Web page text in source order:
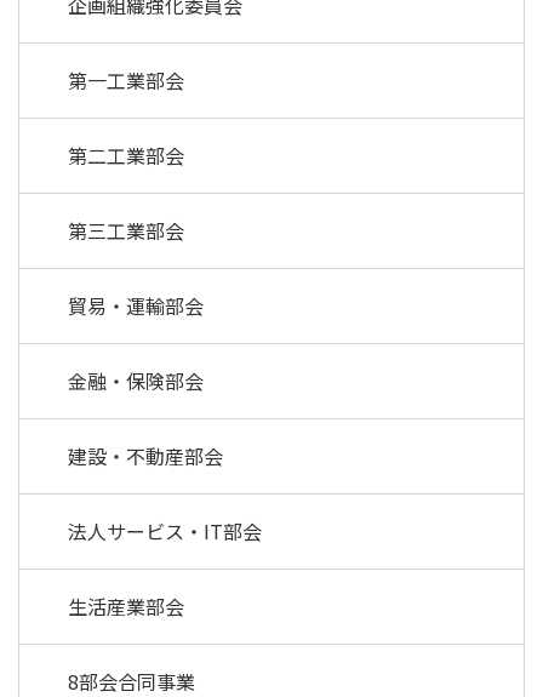
第一工業部会
第二工業部会
第三工業部会
貿易・運輸部会
金融・保険部会
建設・不動産部会
法人サービス・IT部会
生活産業部会
8部会合同事業